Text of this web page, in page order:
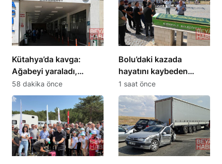
Kütahya’da kavga:
Ağabeyi yaraladı,
yengesini öldürdü
58 dakika önce
Bolu’daki kazada
hayatını kaybeden
Batuhan Kırıkkale’de
defnedildi
1 saat önce